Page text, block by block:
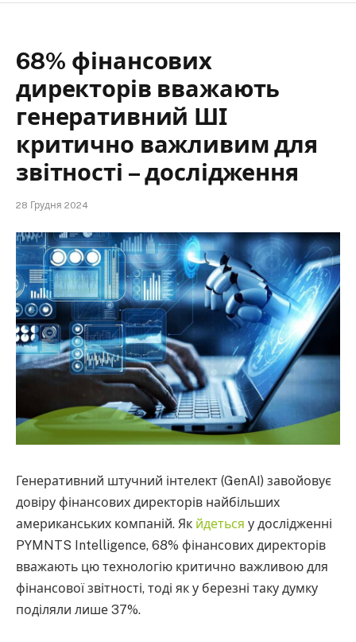
68% фінансових
директорів вважають
генеративний ШІ
критично важливим для
звітності – дослідження
28 Грудня 2024
Генеративний штучний інтелект (GenAI) завойовує
довіру фінансових директорів найбільших
американських компаній. Як йдеться у дослідженні
PYMNTS Intelligence, 68% фінансових директорів
вважають цю технологію критично важливою для
фінансової звітності, тоді як у березні таку думку
поділяли лише 37%.